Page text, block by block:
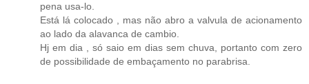
pena usa-lo.
Está lá colocado , mas não abro a valvula de acionamento
ao lado da alavanca de cambio.
Hj em dia , só saio em dias sem chuva, portanto com zero
de possibilidade de embaçamento no parabrisa.